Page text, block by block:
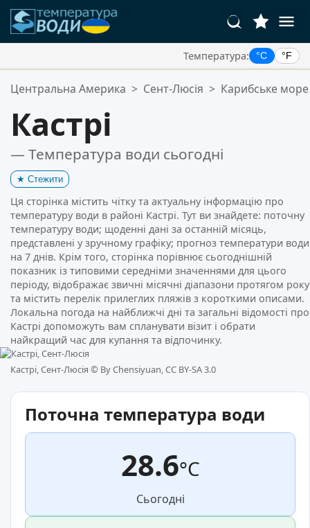
Температура: °C °F
Ваші Улюблені Місця:
Центральна Америка > Сент-Люсія > Карибське море
Кастрі
— Температура води сьогодні
★ Стежити
Ця сторінка містить чітку та актуальну інформацію про
температуру води в районі Кастрі. Тут ви знайдете: поточну
температуру води; щоденні дані за останній місяць,
представлені у зручному графіку; прогноз температури води
на 7 днів. Крім того, сторінка порівнює сьогоднішній
показник із типовими середніми значеннями для цього
періоду, відображає звичні місячні діапазони протягом року
та містить перелік прилеглих пляжів з короткими описами.
Локальна погода на найближчі дні та загальні відомості про
Кастрі допоможуть вам спланувати візит і обрати
найкращий час для купання та відпочинку.
Кастрі, Сент-Люсія © By Chensiyuan, CC BY-SA 3.0
Поточна температура води
28.6°C
Сьогодні